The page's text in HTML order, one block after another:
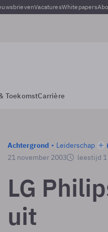
VacaturesWhitepapers
ToekomstCarrière
Achtergrond Leiderschap
21 november 2003 leestijd
LG
uit